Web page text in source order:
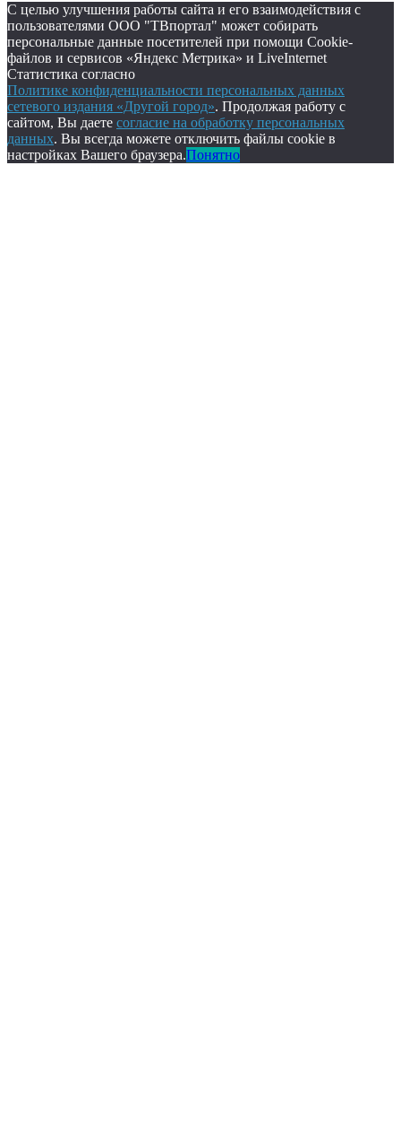
С целью улучшения работы сайта и его взаимодействия с
пользователями ООО "ТВпортал" может собирать
персональные данные посетителей при помощи Cookie-
файлов и сервисов «Яндекс Метрика» и LiveInternet
Статистика согласно
Политике конфиденциальности персональных данных
сетевого издания «Другой город». Продолжая работу с
сайтом, Вы даете согласие на обработку персональных
данных. Вы всегда можете отключить файлы cookie в
настройках Вашего браузера.Понятно